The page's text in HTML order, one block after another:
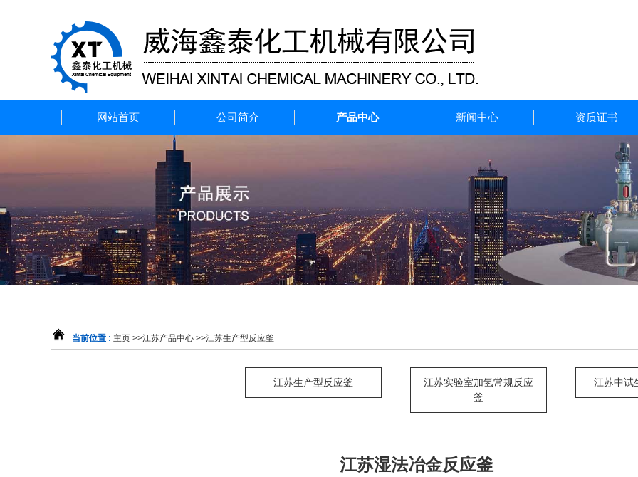
网站首页 公司简介 产品中心 新闻中心 资质证书
当前位置 : 主页 >>江苏产品中心 >>江苏生产型反应釜
江苏生产型反应釜
江苏实验室加氢常规反应
釜
江苏中试
江苏湿法冶金反应釜